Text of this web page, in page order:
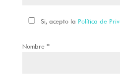
Si, acepto la Política de
Nombre *